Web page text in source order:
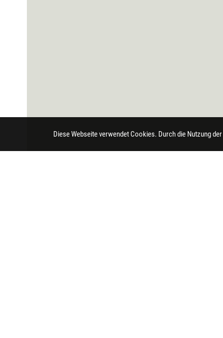
Diese Webseite verwendet Cookies. Durch die Nutzung